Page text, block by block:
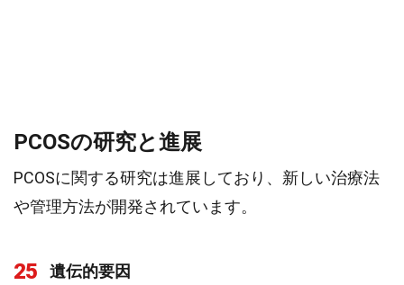
PCOSの研究と進展
PCOSに関する研究は進展しており、新しい治療法
や管理方法が開発されています。
25
遺伝的要因